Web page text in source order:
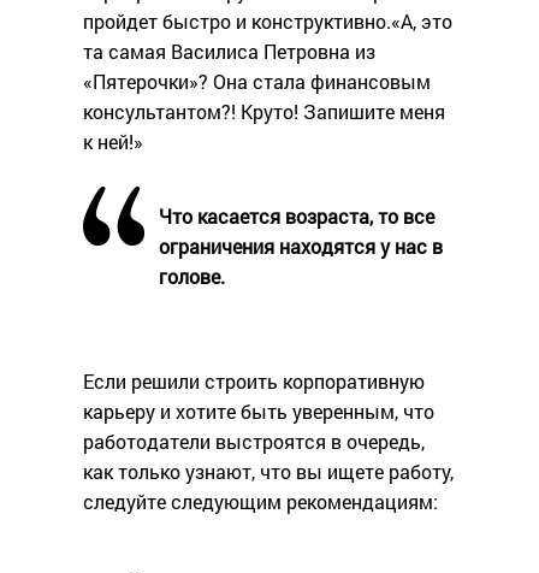
пройдет быстро и конструктивно.«А, это
та самая Василиса Петровна из
«Пятерочки»? Она стала финансовым
консультантом?! Круто! Запишите меня
к ней!»
Что касается возраста, то все
ограничения находятся у нас в
голове.
Если решили строить корпоративную
карьеру и хотите быть уверенным, что
работодатели выстроятся в очередь,
как только узнают, что вы ищете работу,
следуйте следующим рекомендациям: